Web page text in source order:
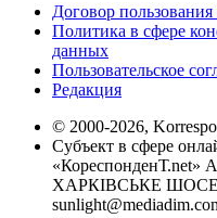
Договор пользования
Политика в сфере
данных
Пользовательское
Редакция
© 2000-2026,
Субъект в сфере
«КореспонденТ.net»
ХАРКІВСЬКЕ ШОСЕ,